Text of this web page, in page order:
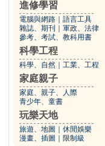
進修學習
電腦與網路
語言工具
雜誌、期刊
軍政、法律
參考、考試、教科用書
科學工程
科學、自然 工業、工程
家庭親子
家庭、親子、人際
青少年、童書
玩樂天地
旅遊、地圖
休閒娛樂
漫畫、插圖
限制級